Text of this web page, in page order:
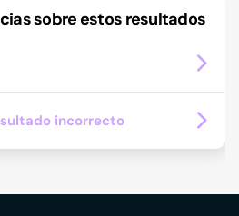
sobre estos resultados
incorrecto